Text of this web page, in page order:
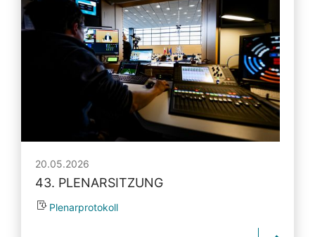
20.05.2026
43. PLENARSITZUNG
Plenarprotokoll